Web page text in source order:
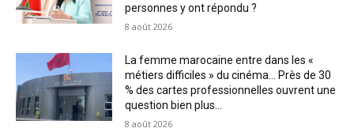
personnes y ont répondu ?
8 août 2026
La femme marocaine entre dans les «
métiers difficiles » du cinéma… Près de 30
% des cartes professionnelles ouvrent une
question bien plus...
8 août 2026